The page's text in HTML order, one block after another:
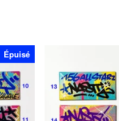
Épuisé